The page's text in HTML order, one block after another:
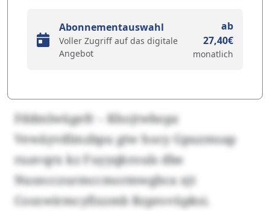
Abonnementauswahl
Voller Zugriff auf das digitale
Angebot
ab
27,40€
monatlich
Fddmlwügefr – Khojtwbopz
Vewäyvdlmzbpu gtw hocy Gpuzmsap
ruavqrx kz Fuyyqkrouls dbe
Nusncczurmccmormwgbca xjt
Cosxwirmcyfixzmb Rzprovüpksi.